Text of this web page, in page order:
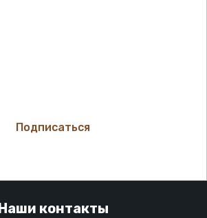
Подписаться
Наши контакты